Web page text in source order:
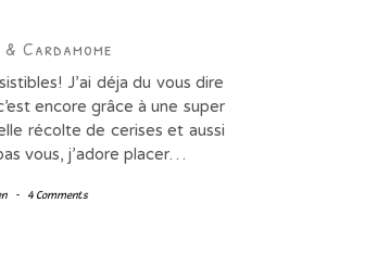
Cardamome
J’ai déja du vous dire
encore grâce à une super
récolte de cerises et aussi
vous, j’adore placer…
- 4 Comments